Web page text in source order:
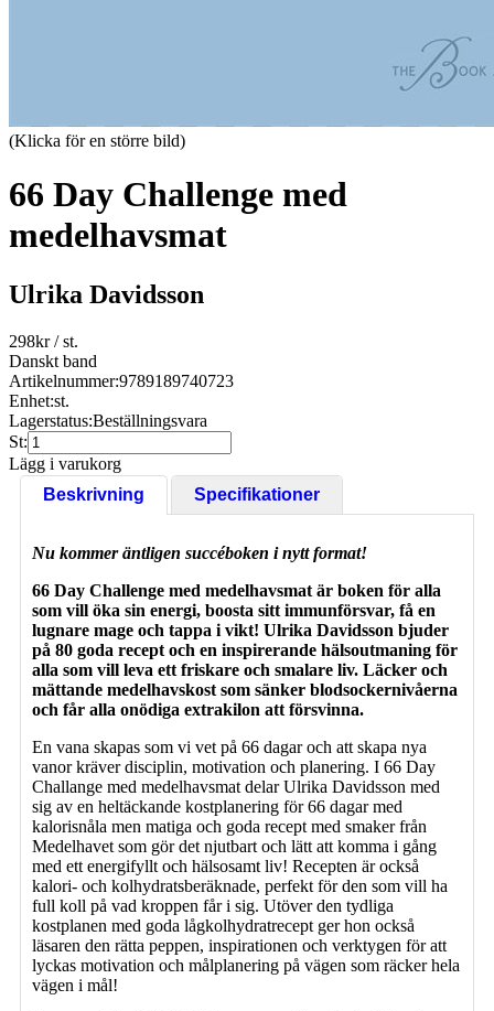
(Klicka för en större bild)
66 Day Challenge med
medelhavsmat
Ulrika Davidsson
298kr/ st.
Danskt band
Artikelnummer:9789189740723
Enhet:st.
Lagerstatus:Beställningsvara
St:
Lägg i varukorg
Beskrivning
Specifikationer
Nu kommer äntligen succéboken i nytt format!
66 Day Challenge med medelhavsmat är boken för alla
som vill öka sin energi, boosta sitt immunförsvar, få en
lugnare mage och tappa i vikt! Ulrika Davidsson bjuder
på 80 goda recept och en inspirerande hälsoutmaning för
alla som vill leva ett friskare och smalare liv. Läcker och
mättande medelhavskost som sänker blodsockernivåerna
och får alla onödiga extrakilon att försvinna.
En vana skapas som vi vet på 66 dagar och att skapa nya
vanor kräver disci­plin, motivation och planering. I 66 Day
Challange med medelhavsmat delar Ulrika Davidsson med
sig av en heltäckande kostplanering för 66 dagar med
kalorisnåla men matiga och goda recept med smaker från
Medelhavet som gör det njutbart och lätt att komma i gång
med ett energifyllt och hälsosamt liv! Recepten är också
kalori- och kolhydratsberäknade, perfekt för den som vill ha
full koll på vad kroppen får i sig. Utöver den tydliga
kostplanen med goda lågkolhydratrecept ger hon också
läsaren den rätta peppen, inspirationen och verktygen för att
lyckas motivation och målplanering på vägen som räcker hela
vägen i mål!